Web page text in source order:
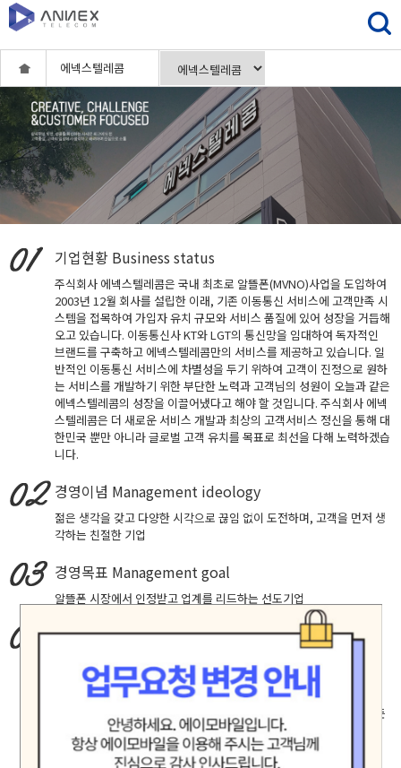
에넥스텔레콤
기업현황 Business status
주식회사 에넥스텔레콤은 국내 최초로 알뜰폰(MVNO)사업을 도입하여
2003년 12월 회사를 설립한 이래, 기존 이동통신 서비스에 고객만족 시
스템을 접목하여 가입자 유치 규모와 서비스 품질에 있어 성장을 거듭해
오고 있습니다. 이동통신사 KT와 LGT의 통신망을 임대하여 독자적인
브랜드를 구축하고 에넥스텔레콤만의 서비스를 제공하고 있습니다. 일
반적인 이동통신 서비스에 차별성을 두기 위하여 고객이 진정으로 원하
는 서비스를 개발하기 위한 부단한 노력과 고객님의 성원이 오늘과 같은
에넥스텔레콤의 성장을 이끌어냈다고 해야 할 것입니다. 주식회사 에넥
스텔레콤은 더 새로운 서비스 개발과 최상의 고객서비스 정신을 통해 대
한민국 뿐만 아니라 글로벌 고객 유치를 목표로 최선을 다해 노력하겠습
니다.
경영이념 Management ideology
젊은 생각을 갖고 다양한 시각으로 끊임 없이 도전하며, 고객을 먼저 생
각하는 친절한 기업
경영목표 Management goal
알뜰폰 시장에서 인정받고 업계를 리드하는 선도기업
핵심가치Core Values
창의적 도전, 실패에 안주하지 않고 성공을 확신하는 자세로 최고에 도
전합니다.
고객중심, 고객의 입장에서 생각하고 배려하며 진심으로 소통합니다.
책임과 헌신, 신뢰 존중 배려가 깃든 마음으로 직원 제휴사 고객등 모든
인연을 소중히 여기며 공정하고 바르게 행동합니다.